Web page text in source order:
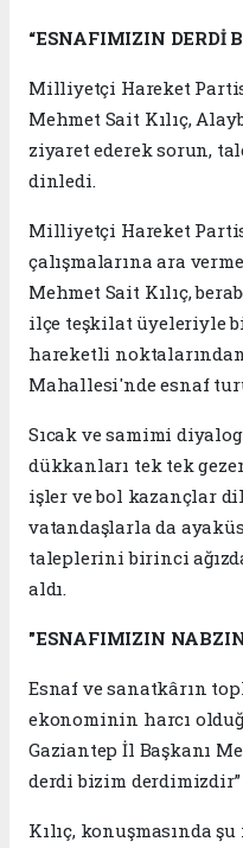
“ESNAFIMIZIN DERDİ
Milliyetçi Hareket
Mehmet Sait Kılıç,
ziyaret ederek sorun,
dinledi.
Milliyetçi Hareket
çalışmalarına ara
Mehmet Sait Kılıç,
ilçe teşkilat üyeleriyle
hareketli
Mahallesi'nde esnaf
Sıcak ve samimi
dükkanları tek tek
işler ve bol kazançlar
vatandaşlarla da
taleplerini birinci
aldı.
"ESNAFIMIZIN
Esnaf ve sanatkârın
ekonominin harcı
Gaziantep İl Başkanı
derdi bizim derdimizdir”
Kılıç, konuşmasında